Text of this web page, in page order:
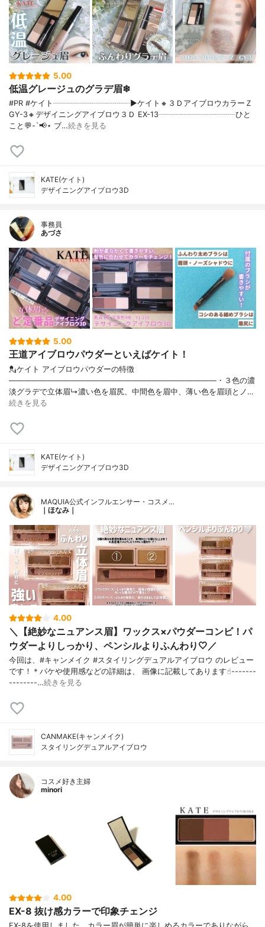
5.00
低温グレージュのグラデ眉❄
#PR #ケイト┈┈┈┈┈┈┈┈┈┈▶ケイト🔸３ＤアイブロウカラーＺ
GY-3🔸デザイニングアイブロウ３Ｄ EX-13┈┈┈┈┈┈┈┈┈┈ひと
こと💬-`📢⋆ ブ…続きを見る
KATE(ケイト)
デザイニングアイブロウ3D
事務員
あづさ
5.00
王道アイブロウパウダーといえばケイト！
💂ケイト アイブロウパウダーの特徴
———————————————————————————・３色の濃
淡グラデで立体眉↳濃い色を眉尻、中間色を眉中、薄い色を眉頭とノ…
続きを見る
KATE(ケイト)
デザイニングアイブロウ3D
MAQUIA公式インフルエンサー・コスメ…
｜ほなみ｜
4.00
＼【絶妙なニュアンス眉】ワックス×パウダーコンビ！パ
ウダーよりしっかり、ペンシルよりふんわり🤍／
今回は、#キャンメイク #スタイリングデュアルアイブロウ のレビュー
です！＊パケや使用感などの詳細は、 画像に記載してあります☝︎-------
--------…続きを見る
CANMAKE(キャンメイク)
スタイリングデュアルアイブロウ
コスメ好き主婦
minori
4.00
EX-8 抜け感カラーで印象チェンジ